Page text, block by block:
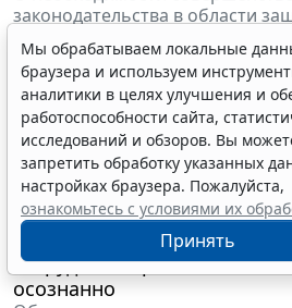
ОСАГО-2026: один штраф в
тарифы и пересчет
Об актуальных поправках для
Мы обрабатываем локальные
браузера и используем
аналитики в целях улучшения и
работоспособности сайта,
исследований и обзоров. Вы
запретить обработку указанных
настройках браузера. Пожалуйста,
ознакомьтесь с условиями их
Принять